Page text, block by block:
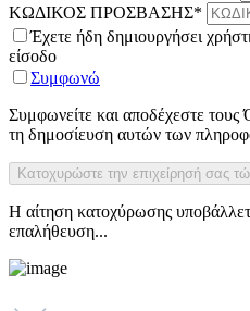
ΚΩΔΙΚΟΣ ΠΡΟΣΒΑΣΗΣ*
Έχετε ήδη δημιουργήσει
είσοδο
Συμφωνώ
Συμφωνείτε και αποδέχεστε
τη δημοσίευση αυτών των
Η αίτηση κατοχύρωσης
επαλήθευση...